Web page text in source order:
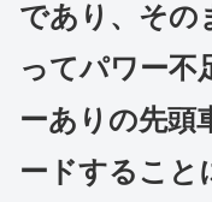
であり、その
ってパワー不
ーありの先頭
ードすること